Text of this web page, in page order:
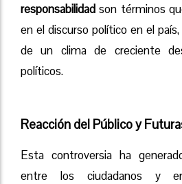
responsabilidad son términos
en el discurso político en el
de un clima de creciente
políticos.
Reacción del Público y
Esta controversia ha
entre los ciudadanos y